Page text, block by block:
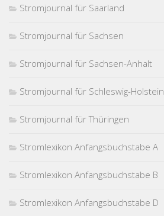
Stromjournal für Saarland
Stromjournal für Sachsen
Stromjournal für Sachsen-Anhalt
Stromjournal für Schleswig-Holstein
Stromjournal für Thüringen
Stromlexikon Anfangsbuchstabe A
Stromlexikon Anfangsbuchstabe B
Stromlexikon Anfangsbuchstabe D